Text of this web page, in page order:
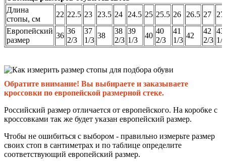
Длина
стопы, см
22 22.5 23 23.5 24 24.5 25 25.5 26 26.5 27
Европейский
размер
36
36
2/3
37
1/3
38
38
2/3
39
1/3
40
40
2/3
41
1/3
42
42
2/3
43
1/3
Обратите внимание! Вы выбираете и заказываете
кроссовки по европейской размерной стеке.
Российский размер отличается от европейского. На коробке с
кроссовками так же будет указан европейский размер.
Чтобы не ошибиться с выбором - правильно измерьте размер
своих стоп в сантиметрах и по таблице определите
соответствующий европейский размер.